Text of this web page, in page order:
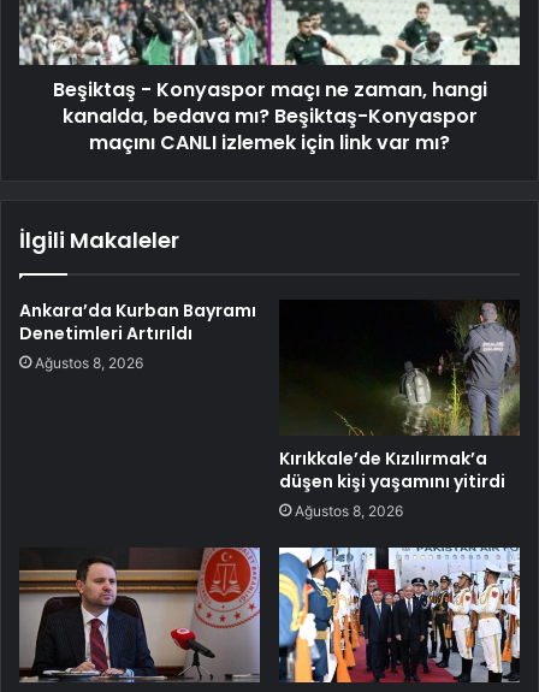
Beşiktaş - Konyaspor maçı ne zaman, hangi
kanalda, bedava mı? Beşiktaş-Konyaspor
maçını CANLI izlemek için link var mı?
İlgili Makaleler
Ankara’da Kurban Bayramı
Denetimleri Artırıldı
Ağustos 8, 2026
Kırıkkale’de Kızılırmak’a
düşen kişi yaşamını yitirdi
Ağustos 8, 2026